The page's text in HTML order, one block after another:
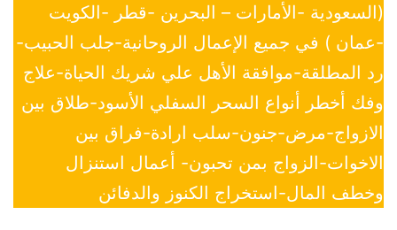
(السعودية -الأمارات – البحرين -قطر -الكويت
-عمان ) في جميع الإعمال الروحانية-جلب الحبيب-
رد المطلقة-موافقة الأهل علي شريك الحياة-علاج
وفك أخطر أنواع السحر السفلي الأسود-طلاق بين
الازواج-مرض-جنون-سلب ارادة-فراق بين
الاخوات-الزواج بمن تحبون- أعمال استنزال
وخطف المال-استخراج الكنوز والدفائن